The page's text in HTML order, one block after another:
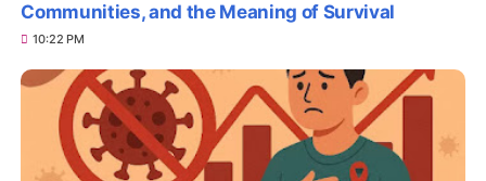
Communities, and the Meaning of Survival
10:22 PM